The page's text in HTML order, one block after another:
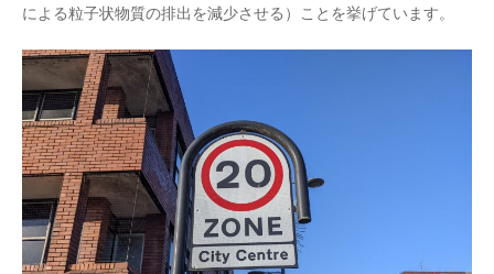
による粒子状物質の排出を減少させる）ことを挙げています。